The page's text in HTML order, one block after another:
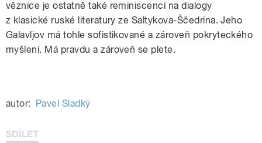
věznice je ostatně také reminiscencí na dialogy
z klasické ruské literatury ze Saltykova-Ščedrina. Jeho
Galavljov má tohle sofistikované a zároveň pokryteckého
myšlení. Má pravdu a zároveň se plete.
autor: Pavel Sladký